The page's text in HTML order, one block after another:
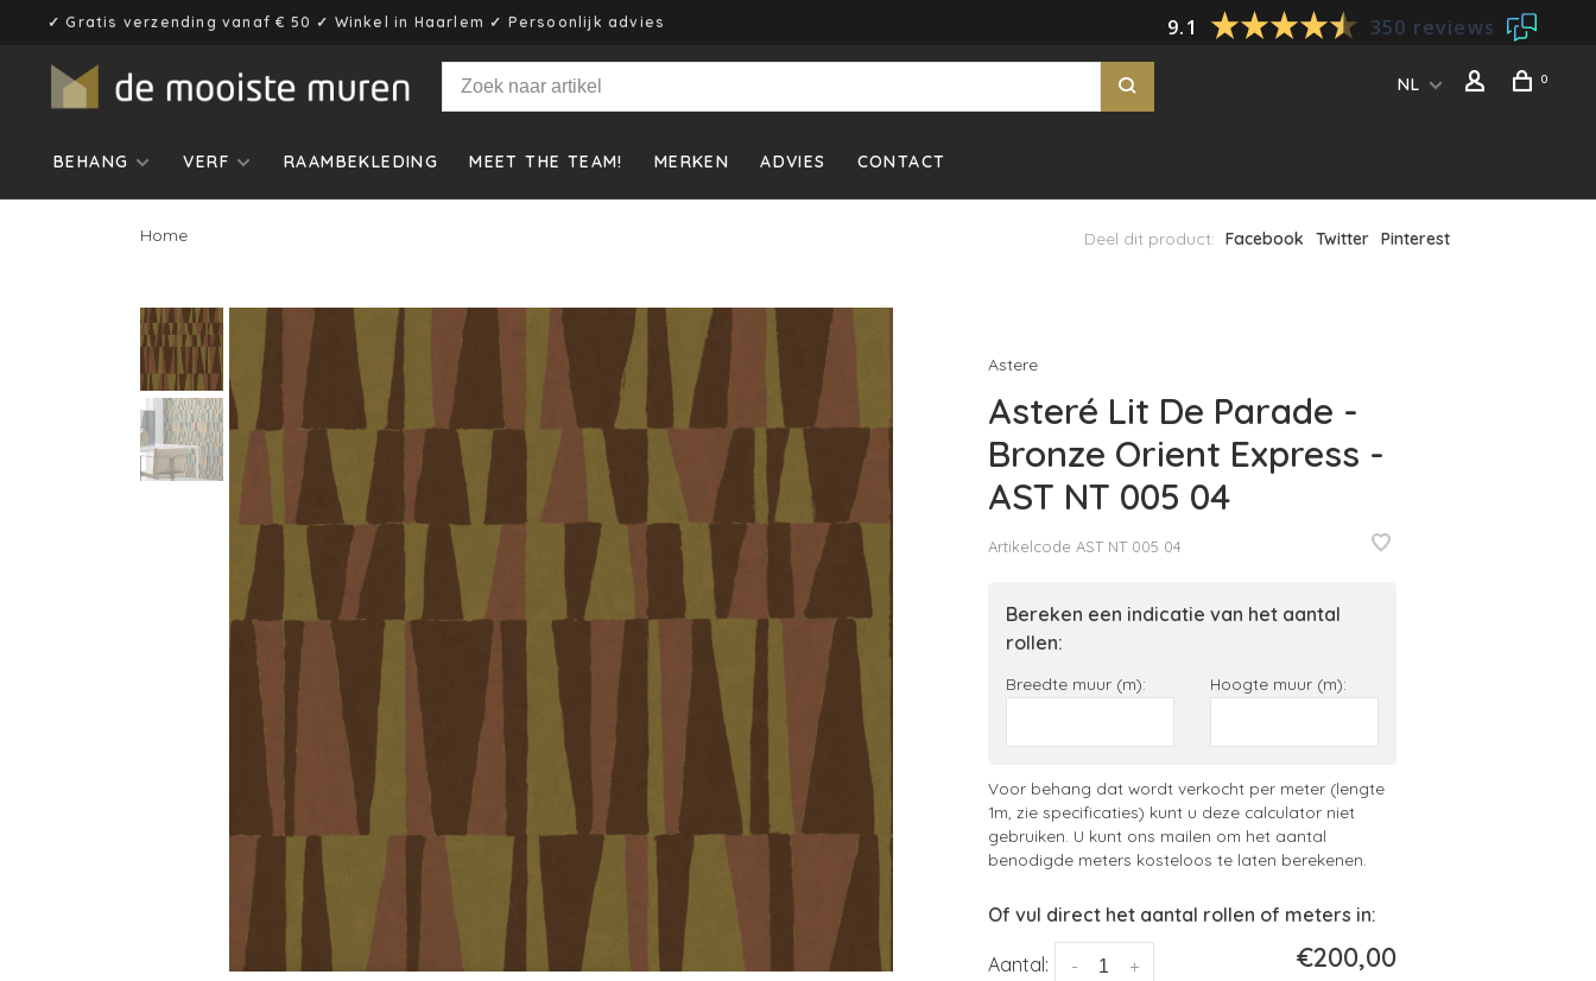
9.1 350 reviews
✓ Gratis verzending vanaf € 50 ✓ Winkel in Haarlem ✓ Persoonlijk advies
NL 0
BEHANG VERF RAAMBEKLEDING MEET THE TEAM! MERKEN ADVIES CONTACT
Home Deel dit product: Facebook Twitter Pinterest
Astere
Asteré Lit De Parade -
Bronze Orient Express -
AST NT 005 04
Artikelcode AST NT 005 04
Bereken een indicatie van het aantal
rollen:
Breedte muur (m): Hoogte muur (m):
Voor behang dat wordt verkocht per meter (lengte
1m, zie specificaties) kunt u deze calculator niet
gebruiken. U kunt ons mailen om het aantal
benodigde meters kosteloos te laten berekenen.
Of vul direct het aantal rollen of meters in:
Aantal: +
- €200,00